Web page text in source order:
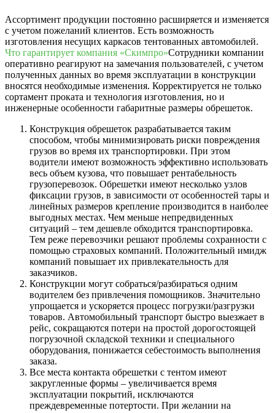
Ассортимент продукции постоянно расширяется и изменяется
с учетом пожеланий клиентов. Есть возможность
изготовления несущих каркасов тентованных автомобилей.
Что гарантирует компания «Скимпро»Сотрудники компании
оперативно реагируют на замечания пользователей, с учетом
полученных данных во время эксплуатации в конструкции
вносятся необходимые изменения. Корректируется не только
сортамент проката и технология изготовления, но и
инженерные особенности габаритные размеры обрешеток.
Конструкция обрешеток разрабатывается таким
способом, чтобы минимизировать риски повреждения
грузов во время их транспортировки. При этом
водители имеют возможность эффективно использовать
весь объем кузова, что повышает рентабельность
грузоперевозок. Обрешетки имеют несколько узлов
фиксации грузов, в зависимости от особенностей тары и
линейных размеров крепление производится в наиболее
выгодных местах. Чем меньше непредвиденных
ситуаций – тем дешевле обходится транспортировка.
Тем реже перевозчики решают проблемы сохранности с
помощью страховых компаний. Положительный имидж
компаний повышает их привлекательность для
заказчиков.
Конструкции могут собраться/разбираться одним
водителем без привлечения помощников. Значительно
упрощается и ускоряется процесс погрузки/разгрузки
товаров. Автомобильный транспорт быстро выезжает в
рейс, сокращаются потери на простой дорогостоящей
погрузочной складской техники и специального
оборудования, понижается себестоимость выполнения
заказа.
Все места контакта обрешетки с тентом имеют
закругленные формы – увеличивается время
эксплуатации покрытий, исключаются
преждевременные потертости. При желании на